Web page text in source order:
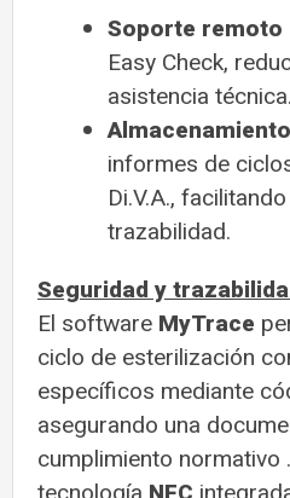
Soporte remoto
Easy Check,
asistencia técnica.
informes de
Di.V.A.,
trazabilidad.
Seguridad y
El software MyTrace
ciclo de esterilización
específicos mediante
asegurando una
cumplimiento normativo